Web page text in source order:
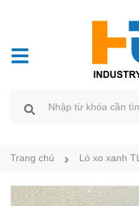
Trang chủ Lò xo xanh TL